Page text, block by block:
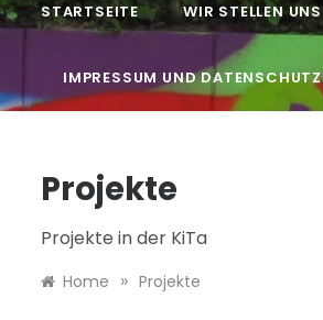
STARTSEITE WIR STELLEN
IMPRESSUM UND
Projekte
Projekte in der KiTa
Home » Projekte